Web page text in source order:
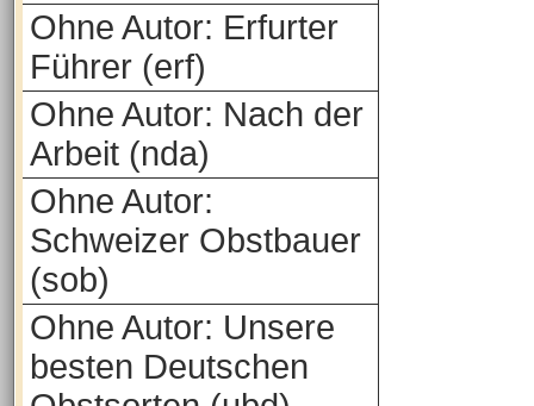
Ohne Autor: Erfurter
Führer (erf)
Ohne Autor: Nach der
Arbeit (nda)
Ohne Autor:
Schweizer Obstbauer
(sob)
Ohne Autor: Unsere
besten Deutschen